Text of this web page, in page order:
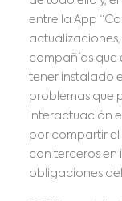
entre la App
compañías que
tener instalado
problemas que
interactuación
por compartir el
con terceros en
obligaciones del